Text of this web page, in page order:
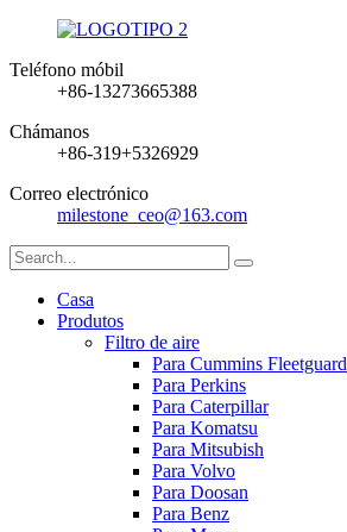
Teléfono móbil
+86-13273665388
Chámanos
+86-319+5326929
Correo electrónico
milestone_ceo@163.com
Casa
Produtos
Filtro de aire
Para Cummins Fleetguard
Para Perkins
Para Caterpillar
Para Komatsu
Para Mitsubish
Para Volvo
Para Doosan
Para Benz